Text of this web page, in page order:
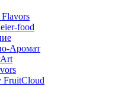
food
Аромат
FruitCloud